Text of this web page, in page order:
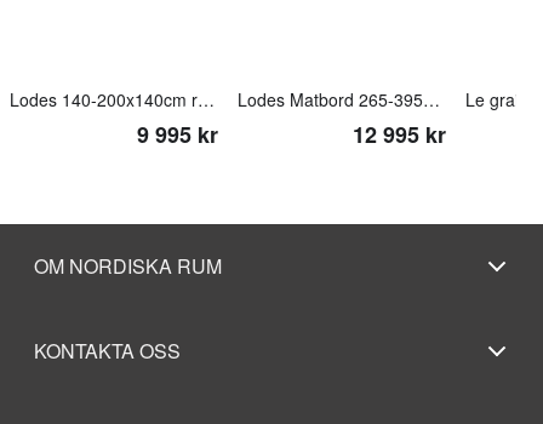
Lodes 140-200x140cm runt / ovalt matt vit
9 995 kr
Lodes Matbord 265-395x110cm matt vit
12 995 kr
OM NORDISKA RUM
KONTAKTA OSS